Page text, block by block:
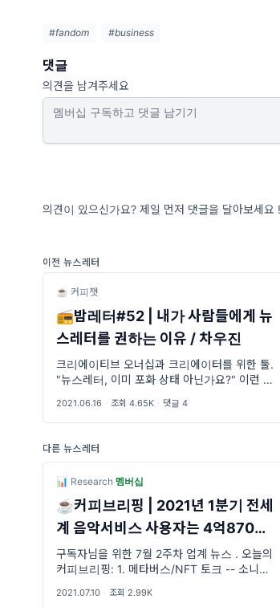
#fandom #business
댓글
의견을 남겨주세요
의견이 있으신가요? 제일 먼저 댓글을 달아보세요 !
이전 뉴스레터
☕ 커피챗
📻밤레터#52 | 내가 사람들에게 뉴
스레터를 권하는 이유 / 차우진
크리에이티브 오너십과 크리에이터를 위한 툴.
"뉴스레터, 이미 포화 상태 아닌가요?" 이런 얘
많아요. 그래서인지 피로하다는 얘기도 들리고
요. 그래서 뉴스레터가 유행처럼 휙 지나갈
2021.06.16 · 조회 4.65K · 댓글 4
다른 뉴스레터
📊 Research·멤버십
☕커피브리핑 | 2021년 1분기 전세
계 음악서비스 사용자는 4억8700
만명입니다
구독자님을 위한 7월 2주차 업계 뉴스 . 오늘의
커피브리핑: 1. 메타버스/NFT 토크 -- 소니뮤
세븐의 신곡이 NFT로 발매되었다 -- 매드몬스
2021.07.10 · 조회 2.99K